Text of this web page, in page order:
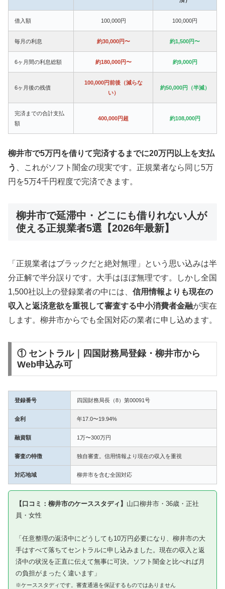
借入額 100,000円 100,000円
毎月の利息 約30,000円〜 約1,500円〜
6ヶ月間の利息総額 約180,000円〜 約9,000円
6ヶ月後の残債
100,000円前後（減らな
い）
約50,000円（半減）
完済までの合計支払
額
400,000円超 約108,000円
柳井市で5万円を借りて完済するまでに20万円以上を支払
う
、これがソフト闇金の現実です。正規業者なら同じ5万
円を5万4千円程度で完済できます。
柳井市で延滞中・どこにも借りれない人が
使える正規業者5選【2026年最新】
「正規業者はブラックだと絶対無理」という思い込みは半
分正解で半分誤りです。大手はほぼ無理です。しかし全国
1,500社以上の登録業者の中には、 信用情報よりも現在の
収入と返済意欲を重視して審査する中小消費者金融が実在
します。柳井市からでも全国対応の業者に申し込めます。
① セントラル｜四国財務局登録・柳井市から
Web申込み可
登録番号 四国財務局長（8）第00091号
金利 年17.0〜19.94%
融資額 1万〜300万円
審査の特徴 独自審査。信用情報より現在の収入を重視
対応地域 柳井市を含む全国対応
【口コミ：柳井市のケーススタディ】 山口柳井市・36歳・正社
員・女性
「任意整理の返済中にどうしても10万円必要になり、柳井市の大
手はすべて落ちてセントラルに申し込みました。現在の収入と返
済中の状況を正直に伝えて無事に可決。ソフト闇金と比べれば月
の負担がまったく違います」
※ケーススタディです。審査通過を保証するものではありません